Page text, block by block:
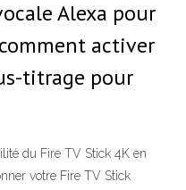
Alexa pour
activer
titrage pour
du Fire TV Stick 4K en
votre Fire TV Stick